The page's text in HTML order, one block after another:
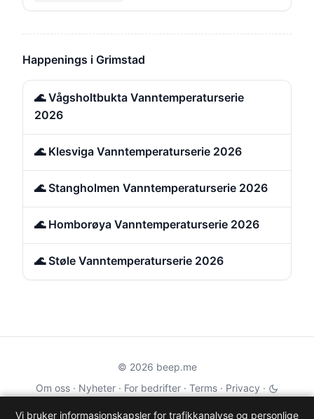
Happenings i Grimstad
🌊 Vågsholtbukta Vanntemperaturserie
2026
🌊 Klesviga Vanntemperaturserie 2026
🌊 Stangholmen Vanntemperaturserie 2026
🌊 Homborøya Vanntemperaturserie 2026
🌊 Støle Vanntemperaturserie 2026
© 2026 beep.me
Om oss · Nyheter · For bedrifter · Terms · Privacy ·
·Wikidata·OMDb
Vi bruker informasjonskapsler for trafikkanalyse og personlige